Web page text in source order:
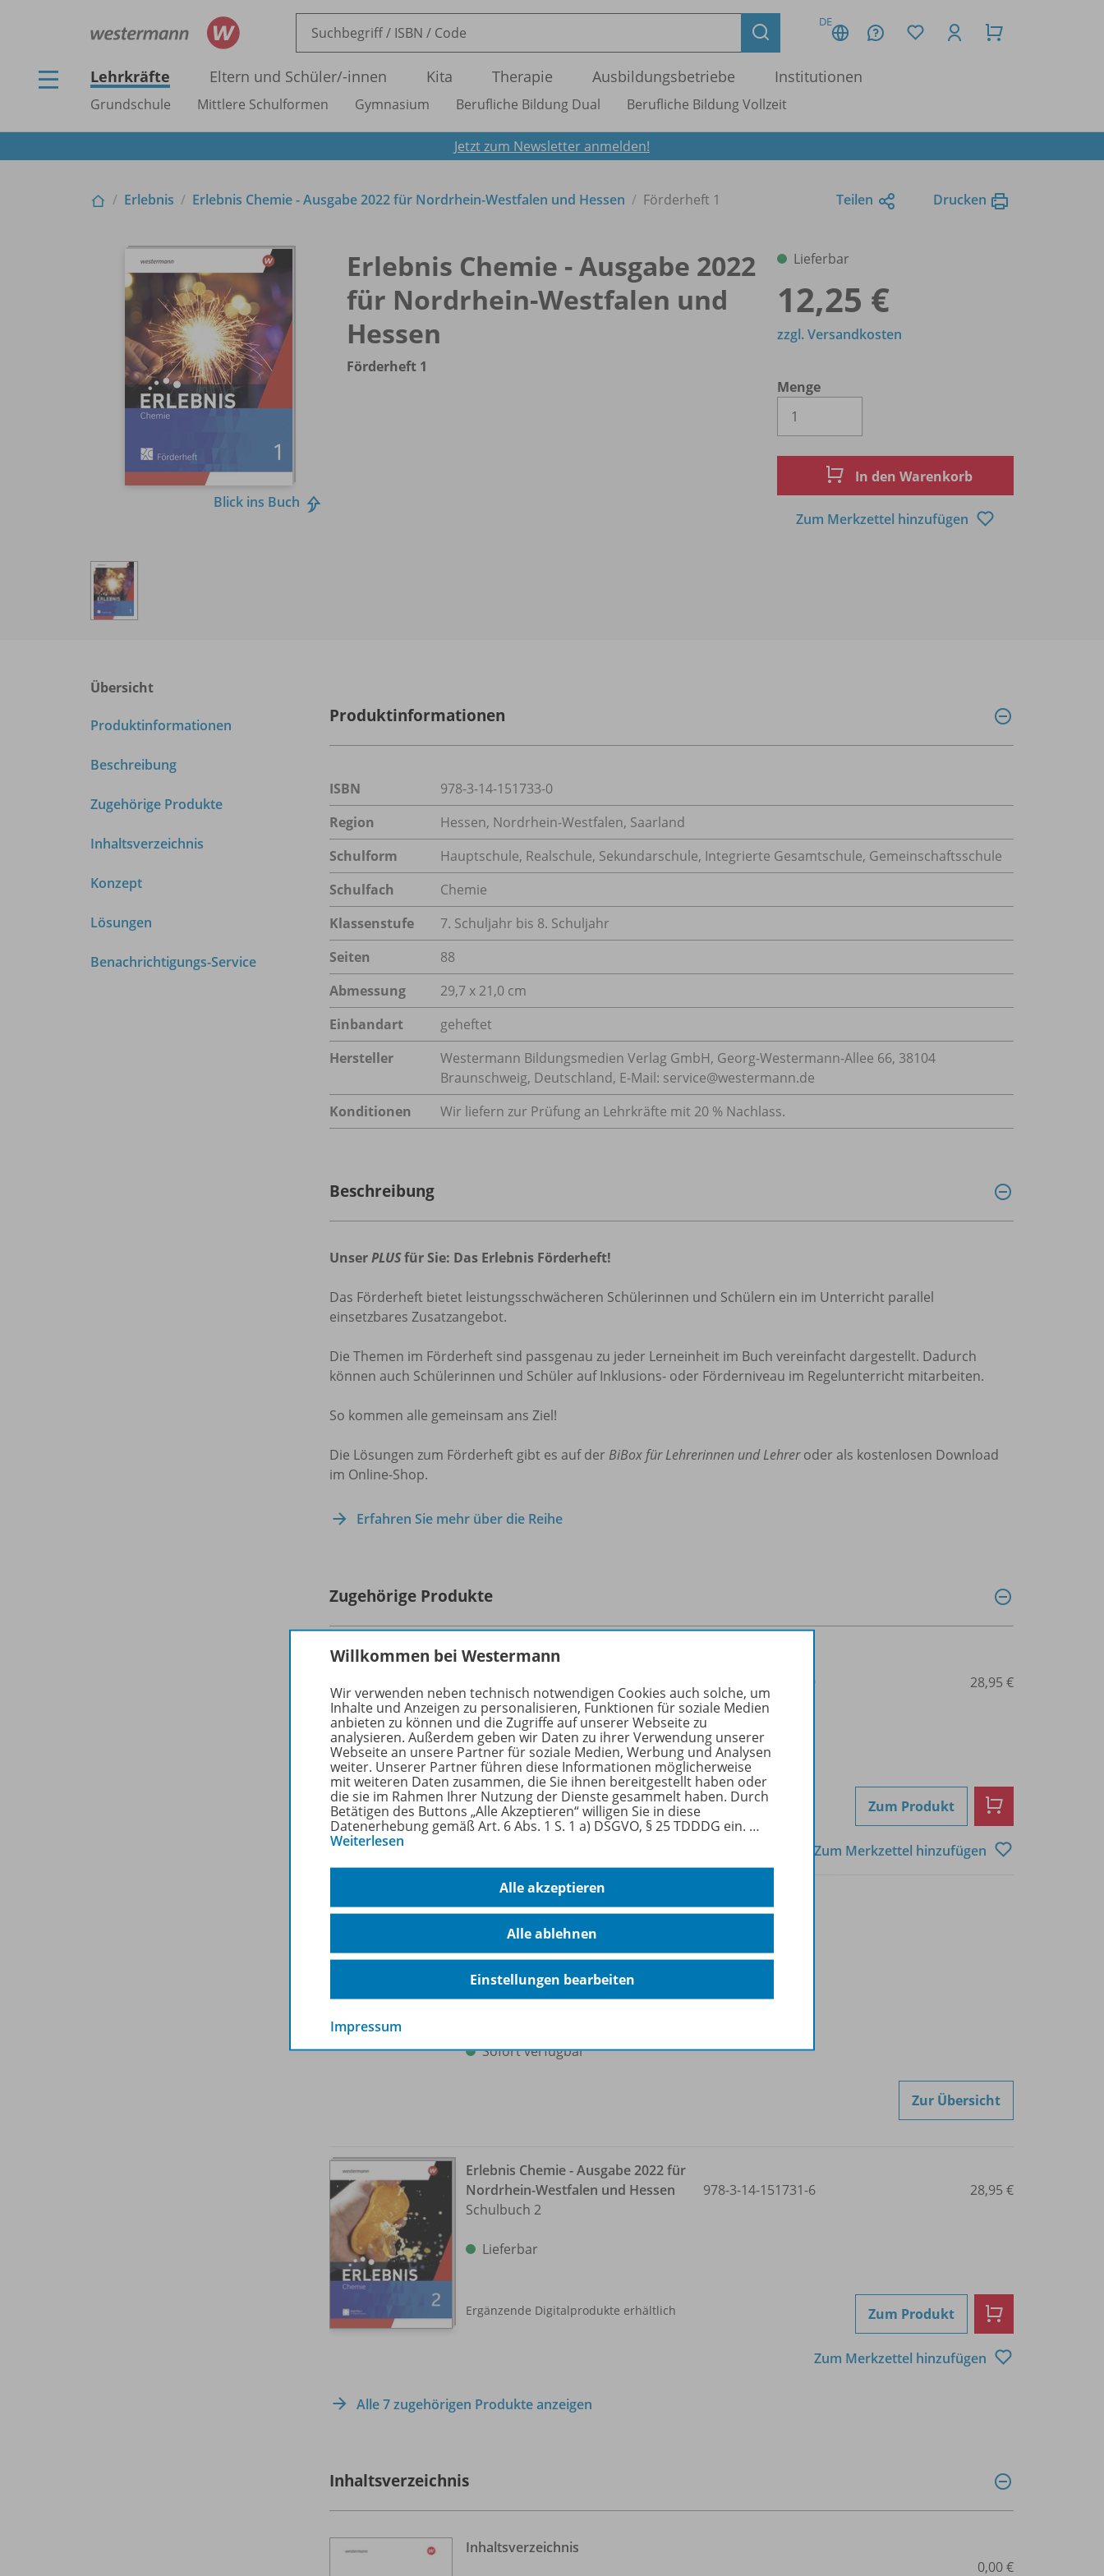
DE
Lehrkräfte Eltern und Schüler/-innen Kita Therapie Ausbildungsbetriebe Institutionen
Grundschule Mittlere Schulformen Gymnasium Berufliche Bildung Dual Berufliche Bildung Vollzeit
Jetzt zum Newsletter anmelden!
Erlebnis Erlebnis Chemie - Ausgabe 2022 für Nordrhein-Westfalen und Hessen Förderheft 1 Teilen Drucken
Blick ins Buch
Erlebnis Chemie - Ausgabe 2022
für Nordrhein-Westfalen und
Hessen
Förderheft 1
Lieferbar
12,25 €
Menge
zzgl. Versandkosten
In den Warenkorb
Zum Merkzettel hinzufügen
Übersicht
Produktinformationen
Beschreibung
Zugehörige Produkte
Inhaltsverzeichnis
Konzept
Lösungen
Benachrichtigungs-Service
Produktinformationen
ISBN
978-3-14-151733-0
Region
Hessen, Nordrhein-Westfalen, Saarland
Schulform
Hauptschule, Realschule, Sekundarschule, Integrierte Gesamtschule, Gemeinschaftsschule
Schulfach
Chemie
Klassenstufe
7. Schuljahr bis 8. Schuljahr
Seiten
88
Abmessung
29,7 x 21,0 cm
Einbandart
geheftet
Hersteller
Westermann Bildungsmedien Verlag GmbH, Georg-Westermann-Allee 66, 38104
Braunschweig, Deutschland, E-Mail: service@westermann.de
Konditionen
Wir liefern zur Prüfung an Lehrkräfte mit 20 % Nachlass.
Beschreibung
UnserPLUSfür Sie: Das Erlebnis Förderheft!
Das Förderheft bietet leistungsschwächeren Schülerinnen und Schülern ein im Unterricht parallel
einsetzbares Zusatzangebot.
Die Themen im Förderheft sind passgenau zu jeder Lerneinheit im Buch vereinfacht dargestellt. Dadurch
können auch Schülerinnen und Schüler auf Inklusions- oder Förderniveau im Regelunterricht mitarbeiten.
So kommen alle gemeinsam ans Ziel!
Die Lösungen zum Förderheft gibt es auf der BiBox für Lehrerinnen und Lehreroder als kostenlosen Download
im Online-Shop.
Erfahren Sie mehr über die Reihe
Zugehörige Produkte
Erlebnis Chemie - Ausgabe 2022 für
Schulbuch 1
Lieferbar
Ergänzende Digitalprodukte erhältlich
978-3-14-151730-9 28,95 €
Zum Produkt
Zum Merkzettel hinzufügen
Erlebnis Chemie - Ausgabe 2022 für
Nordrhein-Westfalen und Hessen
BiBox - Das digitale
Unterrichtssystem 1
Erhältlich in verschiedenen
Sofort verfügbar
Zur Übersicht
Erlebnis Chemie - Ausgabe 2022 für
Nordrhein-Westfalen und Hessen
Schulbuch 2
Lieferbar
Ergänzende Digitalprodukte erhältlich
978-3-14-151731-6 28,95 €
Zum Produkt
Zum Merkzettel hinzufügen
Alle 7 zugehörigen Produkte anzeigen
Inhaltsverzeichnis
Inhaltsverzeichnis
0,00 €
Willkommen bei Westermann
Wir verwenden neben technisch notwendigen Cookies auch solche, um
Inhalte und Anzeigen zu personalisieren, Funktionen für soziale Medien
anbieten zu können und die Zugriffe auf unserer Webseite zu
analysieren. Außerdem geben wir Daten zu ihrer Verwendung unserer
Webseite an unsere Partner für soziale Medien, Werbung und Analysen
weiter. Unserer Partner führen diese Informationen möglicherweise
mit weiteren Daten zusammen, die Sie ihnen bereitgestellt haben oder
die sie im Rahmen Ihrer Nutzung der Dienste gesammelt haben. Durch
Betätigen des Buttons „Alle Akzeptieren“ willigen Sie in diese
Datenerhebung gemäß Art. 6 Abs. 1 S. 1 a) DSGVO, § 25 TDDDG ein. …
Weiterlesen
Alle akzeptieren
Alle ablehnen
Einstellungen bearbeiten
Impressum